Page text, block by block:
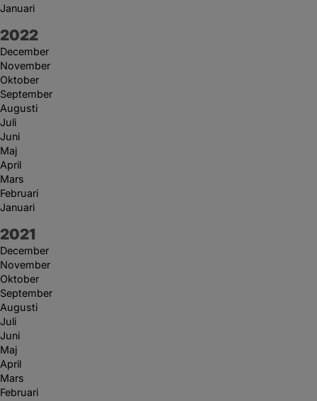
Januari
År:
2022
December
November
Oktober
September
Augusti
Juli
Juni
Maj
April
Mars
Februari
Januari
År:
2021
December
November
Oktober
September
Augusti
Juli
Juni
Maj
April
Mars
Februari